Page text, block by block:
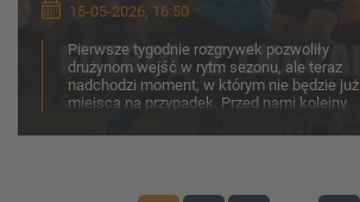
15-05-2026, 16:50
Pierwsze tygodnie rozgrywek pozwoliły
drużynom wejść w rytm sezonu, ale teraz
nadchodzi moment, w którym nie będzie już
miejsca na przypadek. Przed nami kolejny